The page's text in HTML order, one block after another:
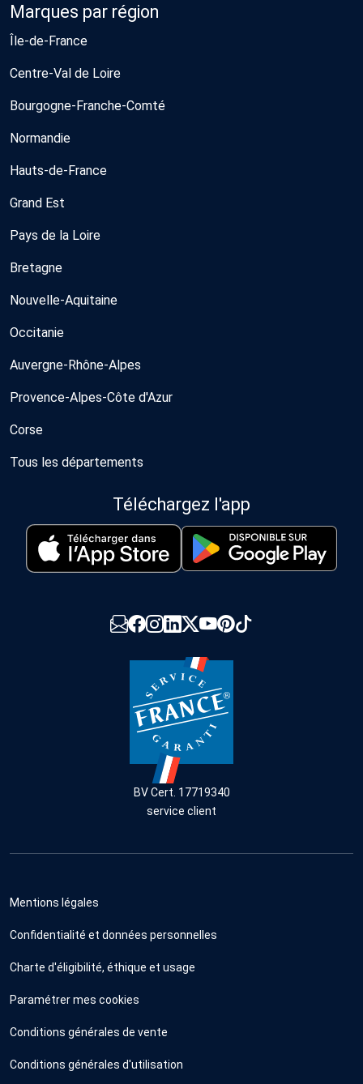
Marques par région
Île-de-France
Centre-Val de Loire
Bourgogne-Franche-Comté
Normandie
Hauts-de-France
Grand Est
Pays de la Loire
Bretagne
Nouvelle-Aquitaine
Occitanie
Auvergne-Rhône-Alpes
Provence-Alpes-Côte d'Azur
Corse
Tous les départements
Téléchargez l'app
BV Cert. 17719340
service client
Mentions légales
Confidentialité et données personnelles
Charte d'éligibilité, éthique et usage
Paramétrer mes cookies
Conditions générales de vente
Conditions générales d'utilisation